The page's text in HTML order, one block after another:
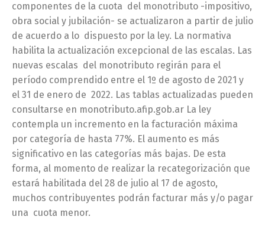
componentes de la cuota del monotributo -impositivo,
obra social y jubilación- se actualizaron a partir de julio
de acuerdo a lo dispuesto por la ley. La normativa
habilita la actualización excepcional de las escalas. Las
nuevas escalas del monotributo regirán para el
período comprendido entre el 1º de agosto de 2021 y
el 31 de enero de 2022. Las tablas actualizadas pueden
consultarse en monotributo.afip.gob.ar La ley
contempla un incremento en la facturación máxima
por categoría de hasta 77%. El aumento es más
significativo en las categorías más bajas. De esta
forma, al momento de realizar la recategorización que
estará habilitada del 28 de julio al 17 de agosto,
muchos contribuyentes podrán facturar más y/o pagar
una cuota menor.